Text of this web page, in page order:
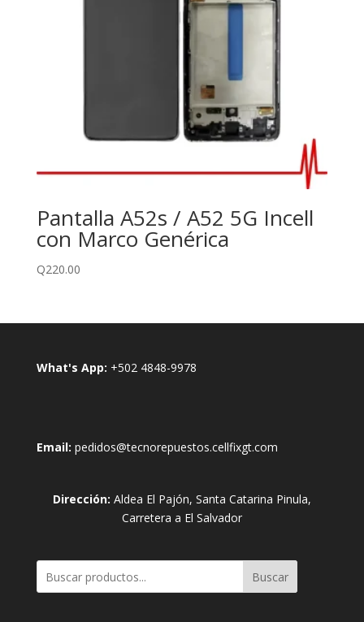
Pantalla A52s / A52 5G Incell
con Marco Genérica
Q220.00
What's App: +502 4848-9978
Email: pedidos@tecnorepuestos.cellfixgt.com
Dirección: Aldea El Pajón, Santa Catarina Pinula,
Carretera a El Salvador
Buscar